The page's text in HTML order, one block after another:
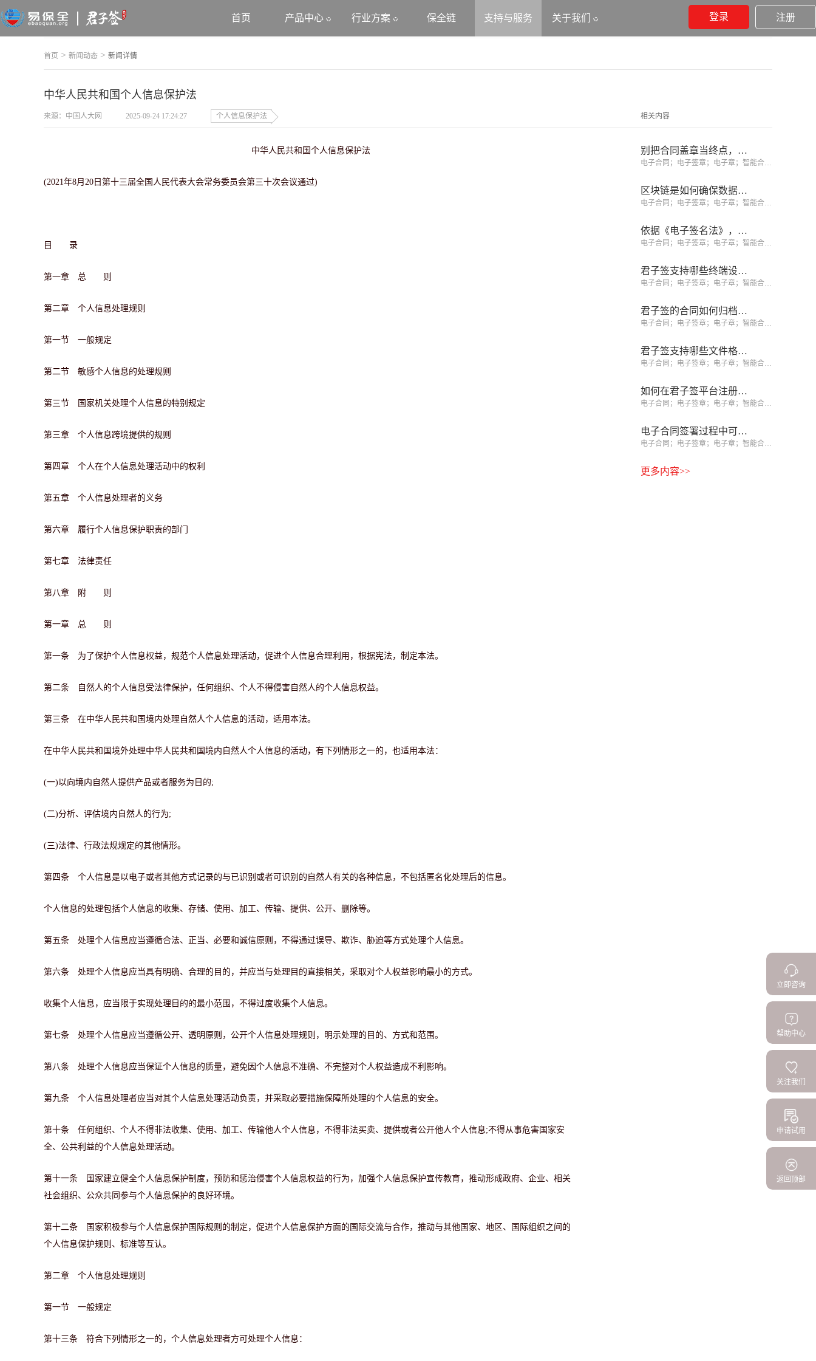
首页 产品中心 行业方案 保全链 支持与服务 关于我们 登录 注册
首页 > 新闻动态 > 新闻详情
中华人民共和国个人信息保护法
来源：中国人大网 2025-09-24 17:24:27 个人信息保护法
中华人民共和国个人信息保护法
(2021年8月20日第十三届全国人民代表大会常务委员会第三十次会议通过)
目 录
第一章 总 则
第二章 个人信息处理规则
第一节 一般规定
第二节 敏感个人信息的处理规则
第三节 国家机关处理个人信息的特别规定
第三章 个人信息跨境提供的规则
第四章 个人在个人信息处理活动中的权利
第五章 个人信息处理者的义务
第六章 履行个人信息保护职责的部门
第七章 法律责任
第八章 附 则
第一章 总 则
第一条 为了保护个人信息权益，规范个人信息处理活动，促进个人信息合理利用，根据宪法，制定本法。
第二条 自然人的个人信息受法律保护，任何组织、个人不得侵害自然人的个人信息权益。
第三条 在中华人民共和国境内处理自然人个人信息的活动，适用本法。
在中华人民共和国境外处理中华人民共和国境内自然人个人信息的活动，有下列情形之一的，也适用本法：
(一)以向境内自然人提供产品或者服务为目的;
(二)分析、评估境内自然人的行为;
(三)法律、行政法规规定的其他情形。
第四条 个人信息是以电子或者其他方式记录的与已识别或者可识别的自然人有关的各种信息，不包括匿名化处理后的信息。
个人信息的处理包括个人信息的收集、存储、使用、加工、传输、提供、公开、删除等。
第五条 处理个人信息应当遵循合法、正当、必要和诚信原则，不得通过误导、欺诈、胁迫等方式处理个人信息。
第六条 处理个人信息应当具有明确、合理的目的，并应当与处理目的直接相关，采取对个人权益影响最小的方式。
收集个人信息，应当限于实现处理目的的最小范围，不得过度收集个人信息。
第七条 处理个人信息应当遵循公开、透明原则，公开个人信息处理规则，明示处理的目的、方式和范围。
第八条 处理个人信息应当保证个人信息的质量，避免因个人信息不准确、不完整对个人权益造成不利影响。
第九条 个人信息处理者应当对其个人信息处理活动负责，并采取必要措施保障所处理的个人信息的安全。
第十条 任何组织、个人不得非法收集、使用、加工、传输他人个人信息，不得非法买卖、提供或者公开他人个人信息;不得从事危害国家安
全、公共利益的个人信息处理活动。
第十一条 国家建立健全个人信息保护制度，预防和惩治侵害个人信息权益的行为，加强个人信息保护宣传教育，推动形成政府、企业、相关
社会组织、公众共同参与个人信息保护的良好环境。
第十二条 国家积极参与个人信息保护国际规则的制定，促进个人信息保护方面的国际交流与合作，推动与其他国家、地区、国际组织之间的
个人信息保护规则、标准等互认。
第二章 个人信息处理规则
第一节 一般规定
第十三条 符合下列情形之一的，个人信息处理者方可处理个人信息：
相关内容
别把合同盖章当终点，合同履约阶段才创造价值的开始
电子合同；电子签章；电子章；智能合同；合同管理
区块链是如何确保数据不可篡改的？
电子合同；电子签章；电子章；智能合同；合同管理
依据《电子签名法》，如何识别可靠电子签名、规避签约风险？
电子合同；电子签章；电子章；智能合同；合同管理
君子签支持哪些终端设备签署？
电子合同；电子签章；电子章；智能合同；合同管理
君子签的合同如何归档和查询？
电子合同；电子签章；电子章；智能合同；合同管理
君子签支持哪些文件格式？
电子合同；电子签章；电子章；智能合同；合同管理
如何在君子签平台注册企业账号？
电子合同；电子签章；电子章；智能合同；合同管理
电子合同签署过程中可以修改吗？
电子合同；电子签章；电子章；智能合同；合同管理
更多内容>>
立即咨询
帮助中心
关注我们
申请试用
返回顶部